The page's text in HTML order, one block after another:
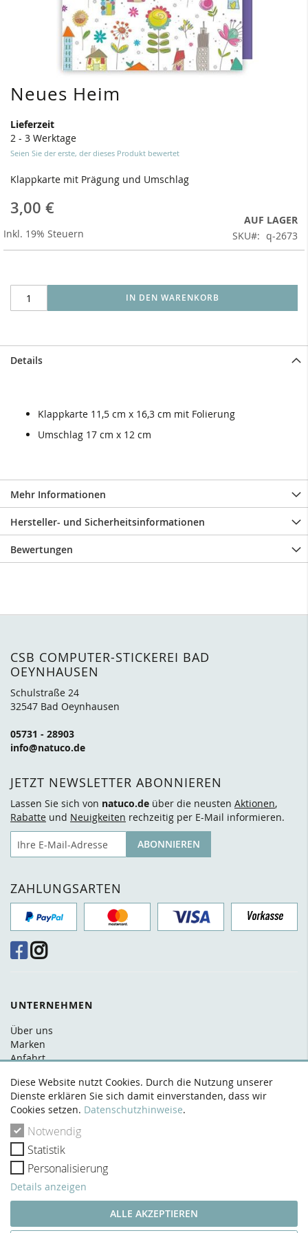
Diese Website nutzt Cookies. Durch die Nutzung unserer
Dienste erklären Sie sich damit einverstanden, dass wir
Cookies setzen. Datenschutzhinweise.
Notwendig
Statistik
Personalisierung
Details anzeigen
ALLE AKZEPTIEREN
Neues Heim
Lieferzeit
2 - 3 Werktage
Seien Sie der erste, der dieses Produkt bewertet
Klappkarte mit Prägung und Umschlag
3,00 €
Inkl. 19% Steuern
AUF LAGER
SKU
q-2673
IN DEN WARENKORB
Zum
Anfang
der
Bildergalerie
springen
Details
Klappkarte 11,5 cm x 16,3 cm mit Folierung
Umschlag 17 cm x 12 cm
Mehr Informationen
Hersteller- und Sicherheitsinformationen
Bewertungen
CSB COMPUTER-STICKEREI BAD
OEYNHAUSEN
Schulstraße 24
32547 Bad Oeynhausen
05731 - 28903
info@natuco.de
JETZT NEWSLETTER ABONNIEREN
Lassen Sie sich von natuco.de über die neusten Aktionen,
Rabatte und Neuigkeiten rechzeitig per E-Mail informieren.
ABONNIEREN
ZAHLUNGSARTEN
UNTERNEHMEN
Über uns
Marken
Anfahrt
Kontakt
RECHTLICHES
AGB
Datenschutz
Widerrufsrecht
Zahlung & Versand
Impressum
VERTRAG WIDERRUFEN